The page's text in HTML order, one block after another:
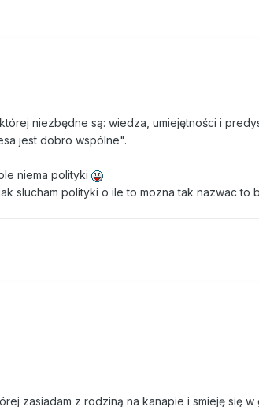
niezbędne są: wiedza, umiejętności i
jest dobro wspólne".
niema polityki
slucham polityki o ile to mozna tak nazwac to
zasiadam z rodziną na kanapie i smieję się w